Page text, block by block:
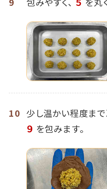
10 少し温かい程度ま
９ を包みます。